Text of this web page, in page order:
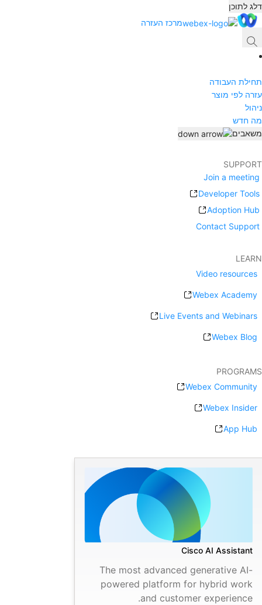
דלג לתוכן
מרכז העזרה
תחילת העבודה
עזרה לפי מוצר
ניהול
מה חדש
משאבים
SUPPORT
Join a meeting
Developer Tools
Adoption Hub
Contact Support
LEARN
Video resources
Webex Academy
Live Events and Webinars
Webex Blog
PROGRAMS
Webex Community
Webex Insider
App Hub
Cisco AI Assistant
The most advanced generative AI-
powered platform for hybrid work
and customer experience.